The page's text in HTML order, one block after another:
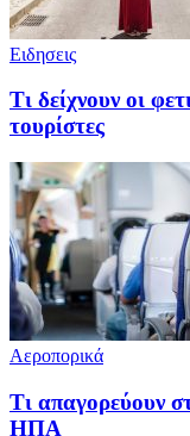
Ειδησεις
Τι δείχνουν οι
τουρίστες
Αεροπορικά
Τι απαγορεύουν
ΗΠΑ